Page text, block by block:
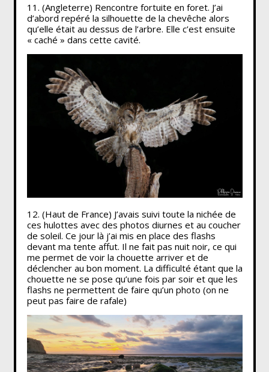
11. (Angleterre) Rencontre fortuite en foret. J’ai
d’abord repéré la silhouette de la chevêche alors
qu’elle était au dessus de l’arbre. Elle c’est ensuite
« caché » dans cette cavité.
12. (Haut de France) J’avais suivi toute la nichée de
ces hulottes avec des photos diurnes et au coucher
de soleil. Ce jour là j’ai mis en place des flashs
devant ma tente affut. Il ne fait pas nuit noir, ce qui
me permet de voir la chouette arriver et de
déclencher au bon moment. La difficulté étant que la
chouette ne se pose qu’une fois par soir et que les
flashs ne permettent de faire qu’un photo (on ne
peut pas faire de rafale)